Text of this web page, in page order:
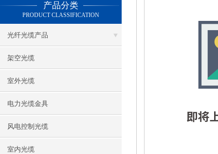
产品分类
PRODUCT CLASSIFICATION
光纤光缆产品
架空光缆
室外光缆
电力光缆金具
风电控制光缆
室内光缆